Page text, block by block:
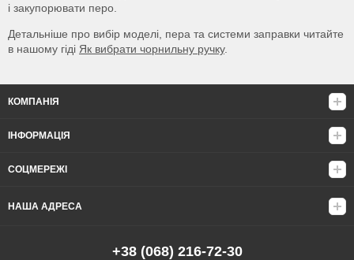
і закупорювати перо.
Детальніше про вибір моделі, пера та системи заправки читайте
в нашому гіді Як вибрати чорнильну ручку.
КОМПАНІЯ
ІНФОРМАЦІЯ
СОЦМЕРЕЖІ
НАША АДРЕСА
+38 (068) 216-72-30